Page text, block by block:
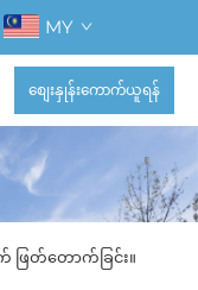
MY
စျေးနှုန်းကောက်ယူရန်
ြတ်တောက်ခြင်း။